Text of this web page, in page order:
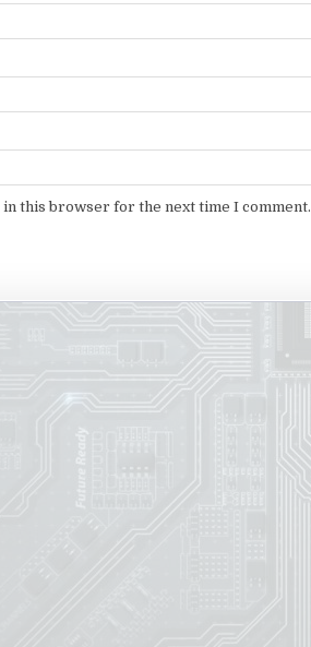
in this browser for the next time I comment.